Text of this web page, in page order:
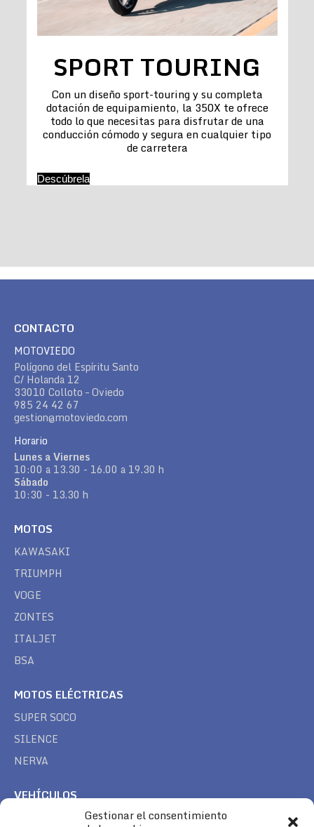
Gestionar el consentimiento
SPORT TOURING
Con un diseño sport-touring y su completa
dotación de equipamiento, la 350X te ofrece
todo lo que necesitas para disfrutar de una
conducción cómodo y segura en cualquier tipo
de carretera
Descúbrela
CONTACTO
MOTOVIEDO
Polígono del Espíritu Santo
C/ Holanda 12
33010 Colloto – Oviedo
985 24 42 67
gestion@motoviedo.com
Horario
Lunes a Viernes
10:00 a 13.30 - 16.00 a 19.30 h
Sábado
10:30 - 13.30 h
MOTOS
KAWASAKI
TRIUMPH
VOGE
ZONTES
ITALJET
BSA
MOTOS ELÉCTRICAS
SUPER SOCO
SILENCE
NERVA
VEHÍCULOS